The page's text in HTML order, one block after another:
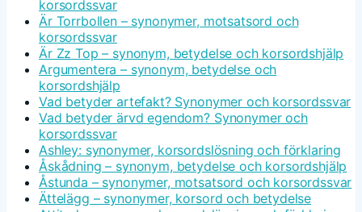
korsordssvar
Är Torrbollen – synonymer, motsatsord och
korsordssvar
Är Zz Top – synonym, betydelse och korsordshjälp
Argumentera – synonym, betydelse och
korsordshjälp
Vad betyder artefakt? Synonymer och korsordssvar
Vad betyder ärvd egendom? Synonymer och
korsordssvar
Ashley: synonymer, korsordslösning och förklaring
Åskådning – synonym, betydelse och korsordshjälp
Åstunda – synonymer, motsatsord och korsordssvar
Ättelägg – synonymer, korsord och betydelse